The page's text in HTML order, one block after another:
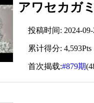
アワセカガ
投稿时间: 2024-09-
累计得分: 4,593Pts
首次揭载:#879期